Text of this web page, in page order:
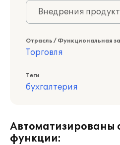
Внедрения
Отрасль / Функциональная
Торговля
Теги
бухгалтерия
Автоматизированы
функции: